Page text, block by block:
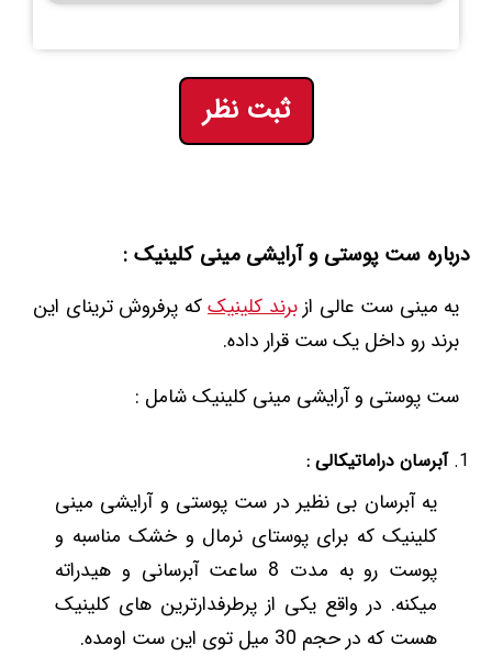
ثبت نظر
درباره ست پوستی و آرایشی مینی کلینیک :
یه مینی ست عالی ازبرند کلینیککه پرفروش ترینای این
برند رو داخل یک ست قرار داده.
ست پوستی و آرایشی مینی کلینیک شامل :
آبرسان دراماتیکالی :
یه آبرسان بی نظیر در ست پوستی و آرایشی مینی
کلینیک که برای پوستای نرمال و خشک مناسبه و
پوست رو به مدت 8 ساعت آبرسانی و هیدراته
میکنه. در واقع یکی از پرطرفدارترین های کلینیک
هست که در حجم 30 میل توی این ست اومده.